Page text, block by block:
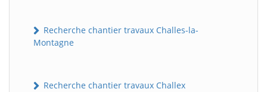
Recherche chantier travaux Challes-la-
Montagne
Recherche chantier travaux Challex